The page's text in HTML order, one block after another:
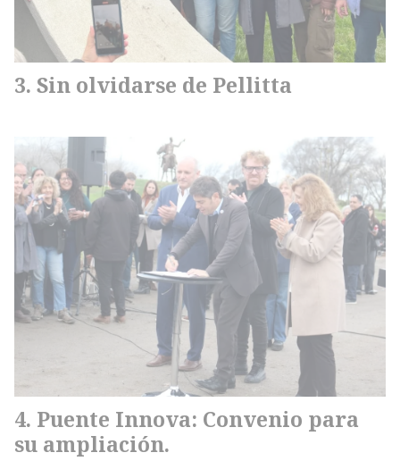
Sin olvidarse de Pellitta
Puente Innova: Convenio para
su ampliación.